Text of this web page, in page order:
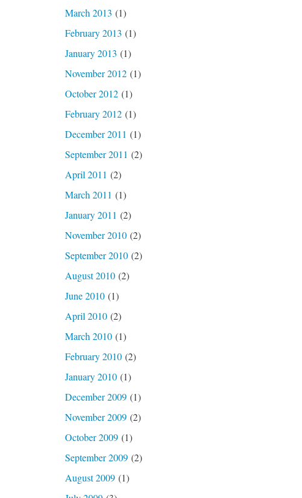
March 2013 (1)
February 2013 (1)
January 2013 (1)
November 2012(1)
October 2012(1)
February 2012(1)
December 2011 (1)
September 2011 (2)
April 2011 (2)
March 2011 (1)
January 2011 (2)
November 2010(2)
September 2010(2)
August 2010(2)
June 2010(1)
April 2010(2)
March 2010(1)
February 2010(2)
January 2010(1)
December 2009(1)
November 2009(2)
October 2009(1)
September 2009(2)
August 2009(1)